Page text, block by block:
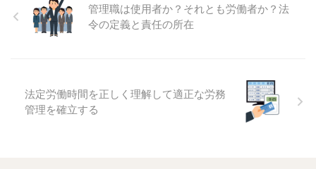
管理職は使用者か？それとも労働者か？法
令の定義と責任の所在
法定労働時間を正しく理解して適正な労務
管理を確立する